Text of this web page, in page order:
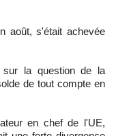
août, s'était achevée
sur la question de la
de tout compte en
en chef de l'UE,